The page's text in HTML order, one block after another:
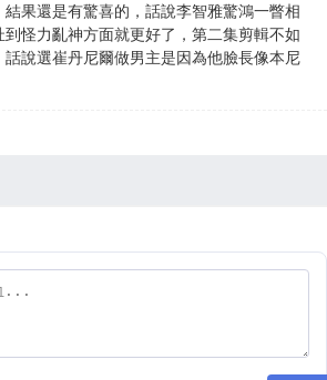
結果還是有驚喜的，話說李智雅驚鴻一瞥相
到怪力亂神方面就更好了，第二集剪輯不如
話說選崔丹尼爾做男主是因為他臉長像本尼